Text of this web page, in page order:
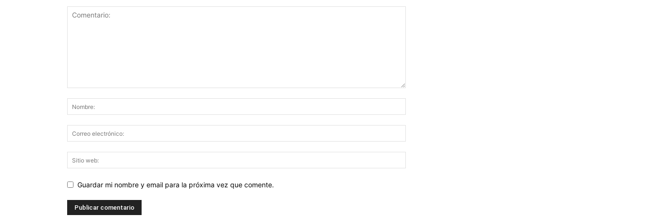
Guardar mi nombre y email para la próxima vez que comente.